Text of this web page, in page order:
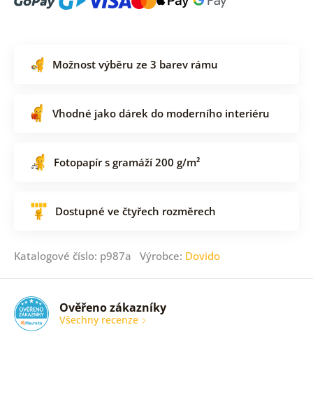
Možnost výběru ze 3 barev rámu
Vhodné jako dárek do moderního interiéru
Fotopapír s gramáží 200 g/m²
Dostupné ve čtyřech rozměrech
Katalogové číslo: p987a Výrobce: Dovido
Ověřeno zákazníky
Všechny recenze